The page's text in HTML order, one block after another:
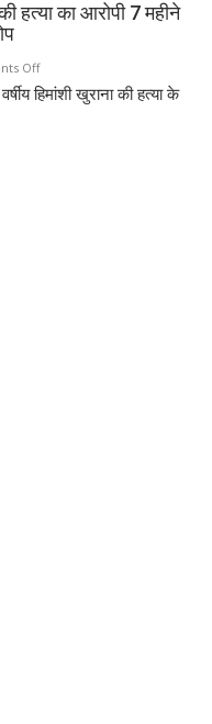
किसी
को
निशाना
हत्या का आरोपी 7 महीने
Offon
टोरंटो
हिमांशी खुराना की हत्या के